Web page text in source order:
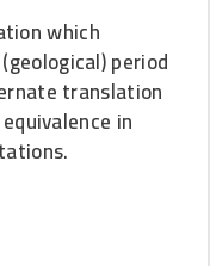
which
period
translation
in